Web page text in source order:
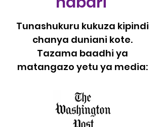
Tunashukuru kukuza kipindi
chanya duniani kote.
Tazama baadhi ya
matangazo yetu ya media: